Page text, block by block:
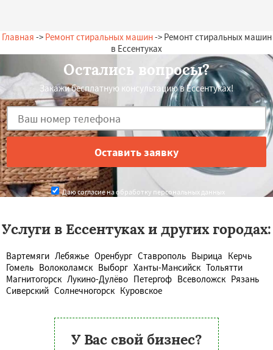
Главная -> Ремонт стиральных машин-> Ремонт стиральных машин
в Ессентуках
Остались вопросы?
Закажи бесплатную консультацию в Ессентуках!
Даю согласие на обработку персональных данных
Услуги в Ессентуках и других городах:
Вартемяги Лебяжье Оренбург Ставрополь Вырица Керчь
Гомель Волоколамск Выборг Ханты-Мансийск Тольятти
Магнитогорск Лукино-Дулёво Петергоф Всеволожск Рязань
Сиверский Солнечногорск Куровское
У Вас свой бизнес?